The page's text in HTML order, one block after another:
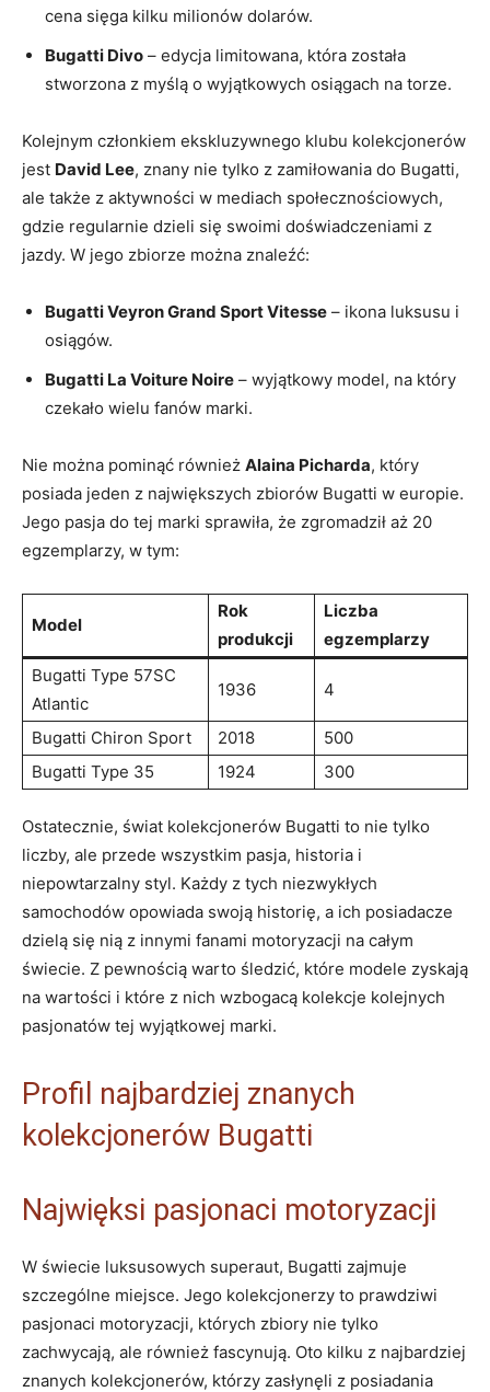
cena sięga kilku milionów dolarów.
Bugatti Divo – edycja limitowana, która została ​
stworzona z myślą ‌o wyjątkowych osiągach na torze.
Kolejnym⁢ członkiem ekskluzywnego klubu kolekcjonerów
jest David Lee, ⁣znany nie tylko z zamiłowania do Bugatti,
ale także z aktywności w mediach społecznościowych,
gdzie⁣ regularnie dzieli się swoimi doświadczeniami z
⁤jazdy. W jego zbiorze można znaleźć:
Bugatti Veyron Grand Sport Vitesse – ikona luksusu i⁢
osiągów.
Bugatti ⁤La Voiture Noire – wyjątkowy model, na‍ który
czekało wielu fanów marki.
Nie można pominąć również Alaina‌ Picharda, który
posiada jeden z największych zbiorów Bugatti w europie.
Jego pasja do tej marki​ sprawiła, że zgromadził aż 20
egzemplarzy, w tym:
Model
Rok​
produkcji
Liczba
egzemplarzy
Bugatti ​Type 57SC
Atlantic
1936 4
Bugatti Chiron Sport 2018
500
Bugatti ‌Type 35
1924 300
Ostatecznie, świat‌ kolekcjonerów Bugatti‍ to nie tylko‍
liczby, ale przede wszystkim⁤ pasja, historia i
niepowtarzalny styl. Każdy z tych niezwykłych
samochodów opowiada swoją historię, a ich⁢ posiadacze​
dzielą się nią z innymi fanami motoryzacji na całym
⁣świecie. Z pewnością warto śledzić, które modele zyskają
na wartości i które z nich wzbogacą kolekcje kolejnych⁢
pasjonatów tej wyjątkowej marki.
Profil najbardziej znanych​
kolekcjonerów Bugatti
Najwięksi pasjonaci motoryzacji
W​ świecie luksusowych superaut, Bugatti zajmuje
szczególne miejsce. Jego kolekcjonerzy to prawdziwi
pasjonaci motoryzacji, których ⁤zbiory nie tylko
zachwycają, ale również fascynują. Oto kilku z najbardziej
‍znanych kolekcjonerów, ​którzy⁣ zasłynęli‍ z posiadania